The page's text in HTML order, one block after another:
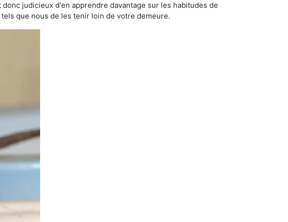
judicieux d'en apprendre davantage sur les habitudes de
que nous de les tenir loin de votre demeure.